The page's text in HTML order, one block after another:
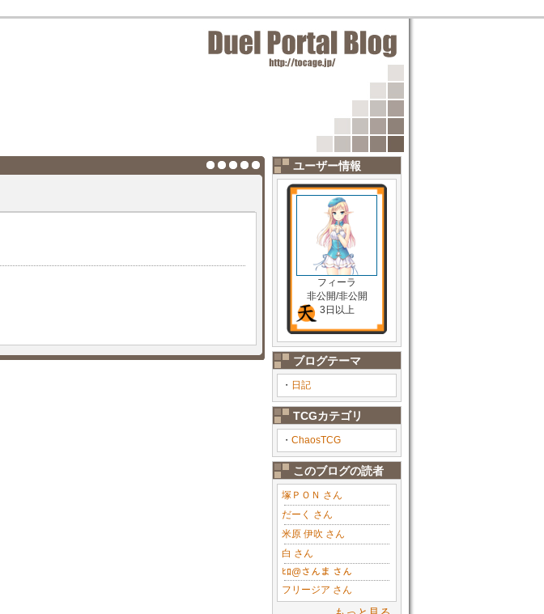
ユーザー情報
フィーラ
非公開/非公開
3日以上
ブログテーマ
・ 日記
TCGカテゴリ
・ ChaosTCG
このブログの読者
塚ＰＯＮ さん
だーく さん
米原 伊吹 さん
白 さん
ﾋﾛ@さんま さん
フリージア さん